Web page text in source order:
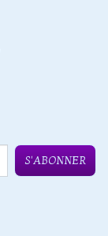
S'ABONNER